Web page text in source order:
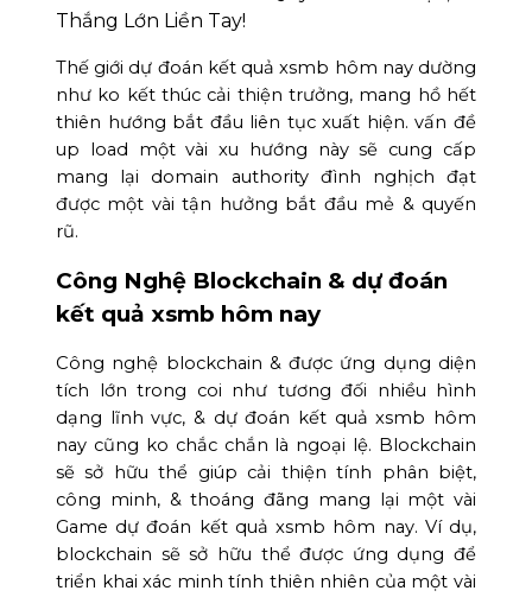
Thế giới dự đoán kết quả xsmb hôm nay dường
như ko kết thúc cải thiện trưởng, mang hồ hết
thiên hướng bắt đầu liên tục xuất hiện. vấn đề
up load một vài xu hướng này sẽ cung cấp
mang lại domain authority đình nghịch đạt
được một vài tận hưởng bắt đầu mẻ & quyến
rũ.
Công Nghệ Blockchain & dự đoán
kết quả xsmb hôm nay
Công nghệ blockchain & được ứng dụng diện
tích lớn trong coi như tương đối nhiều hình
dạng lĩnh vực, & dự đoán kết quả xsmb hôm
nay cũng ko chắc chắn là ngoại lệ. Blockchain
sẽ sở hữu thể giúp cải thiện tính phân biệt,
công minh, & thoáng đãng mang lại một vài
Game dự đoán kết quả xsmb hôm nay. Ví dụ,
blockchain sẽ sở hữu thể được ứng dụng để
triển khai xác minh tính thiên nhiên của một vài